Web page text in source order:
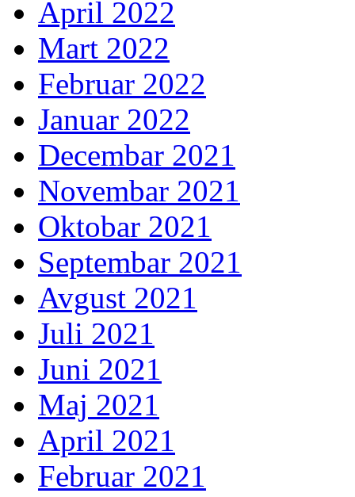
April 2022
Mart 2022
Februar 2022
Januar 2022
Decembar 2021
Novembar 2021
Oktobar 2021
Septembar 2021
Avgust 2021
Juli 2021
Juni 2021
Maj 2021
April 2021
Februar 2021